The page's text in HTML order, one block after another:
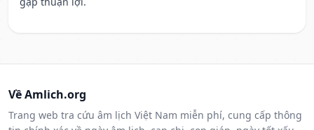
Về Amlich.org
Trang web tra cứu âm lịch Việt Nam miễn phí, cung cấp thông